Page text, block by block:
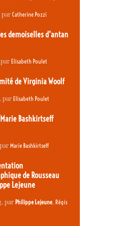
par Catherine Pozzi
demoiselles d’antan
par Elisabeth Poulet
de Virginia Woolf
, par Elisabeth Poulet
Bashkirtseff
Marie Bashkirtseff
de Rousseau
Lejeune
, par Philippe Lejeune, Régis